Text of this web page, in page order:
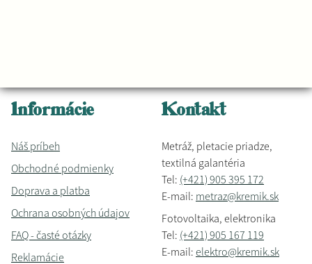
Informácie
Náš príbeh
Obchodné podmienky
Doprava a platba
Ochrana osobných údajov
FAQ - časté otázky
Reklamácie
Kontakt
Metráž, pletacie priadze,
textilná galantéria
Tel: (+421) 905 395 172
E-mail: metraz@kremik.sk
Fotovoltaika, elektronika
Tel: (+421) 905 167 119
E-mail: elektro@kremik.sk